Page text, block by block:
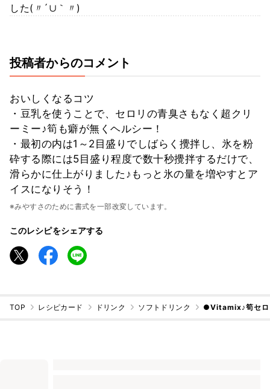
した(〃´∪｀〃)ゞ
投稿者からのコメント
おいしくなるコツ
・豆乳を使うことで、セロリの青臭さもなく超クリ
ーミー♪筍も癖が無くヘルシー！
・最初の内は1～2目盛りでしばらく攪拌し、氷を粉
砕する際には5目盛り程度で数十秒攪拌するだけで、
滑らかに仕上がりました♪もっと氷の量を増やすとア
イスになりそう！
※みやすさのために書式を一部改変しています。
このレシピをシェアする
TOP レシピカード ドリンク ソフトドリンク ●Vitamix♪筍セロ